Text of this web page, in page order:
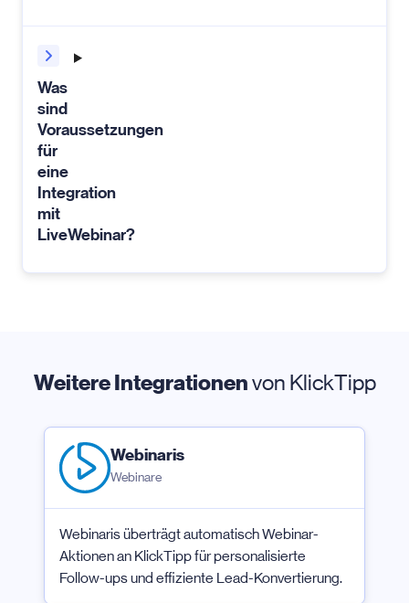
Was
sind
Voraussetzungen
für
eine
Integration
mit
LiveWebinar?
Weitere Integrationenvon KlickTipp
Webinaris
Webinare
Webinaris überträgt automatisch Webinar-
Aktionen an KlickTipp für personalisierte
Follow-ups und effiziente Lead-Konvertierung.